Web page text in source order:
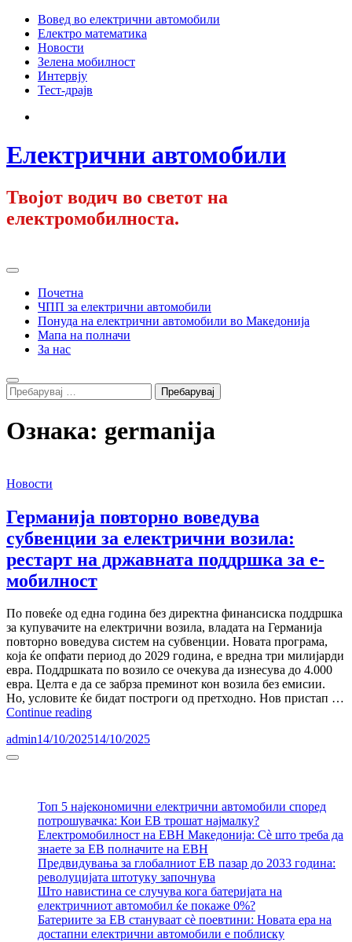
Skip
content
Вовед во електрични автомобили
Електро математика
Новости
Зелена мобилност
Интервју
Тест-драјв
Електрични автомобили
Твојот водич во светот на
електромобилноста.
Primary
Почетна
ЧПП за електрични автомобили
Понуда на електрични автомобили во Македонија
Мапа на полначи
За нас
Search
Пребарувај
за:
Ознака: germanija
Новости
Германија повторно воведува
субвенции за електрични возила:
рестарт на државната поддршка за е-
мобилност
По повеќе од една година без директна финансиска поддршка
за купувачите на електрични возила, владата на Германија
повторно воведува систем на субвенции. Новата програма,
која ќе опфати период до 2029 година, е вредна три милијарди
евра. Поддршката по возило се очекува да изнесува до 4.000
евра. Целта е да се забрза преминот кон возила без емисии.
Но, условите ќе бидат построги од претходно. Нов пристап …
Continue readingГерманија
воведува
рестарт
на
државната
поддршка
за
е-
мобилност
admin14/10/202514/10/2025
Sidebar
Топ 5 најекономични електрични автомобили според
потрошувачка: Кои ЕВ трошат најмалку?
Електромобилност на ЕВН Македонија: Сè што треба да
знаете за ЕВ полначите на ЕВН
Предвидувања за глобалниот ЕВ пазар до 2033 година:
револуцијата штотуку започнува
Што навистина се случува кога батеријата на
електричниот автомобил ќе покаже 0%?
Батериите за ЕВ стануваат сè поевтини: Новата ера на
достапни електрични автомобили е поблиску